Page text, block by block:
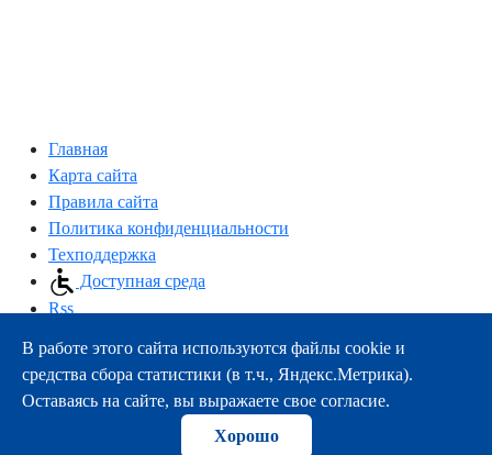
Главная
Карта сайта
Правила сайта
Политика конфиденциальности
Техподдержка
Доступная среда
Rss
163000, г.Архангельск, пр-т Троицкий, 51
тел.:+7 (8182) 21-11-63
e-mail:info@nsmu.ru
© ФГБОУ ВО СГМУ (г. Архангельск) Минздрава России
В работе этого сайта используются файлы cookie и
средства сбора статистики (в т.ч., Яндекс.Метрика).
Оставаясь на сайте, вы выражаете свое согласие.
Хорошо